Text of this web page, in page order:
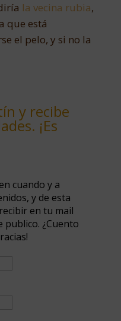
la vecina rubia,
que está
el pelo, y si no la
y recibe
¡Es
cuando y a
y de esta
en tu mail
publico. ¿Cuento